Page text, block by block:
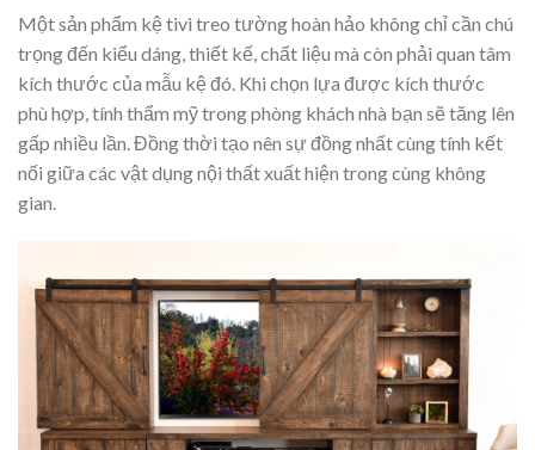
Một sản phẩm kệ tivi treo tường hoàn hảo không chỉ cần chú
trọng đến kiểu dáng, thiết kế, chất liệu mà còn phải quan tâm
kích thước của mẫu kệ đó. Khi chọn lựa được kích thước
phù hợp, tính thẩm mỹ trong phòng khách nhà bạn sẽ tăng lên
gấp nhiều lần. Đồng thời tạo nên sự đồng nhất cùng tính kết
nối giữa các vật dụng nội thất xuất hiện trong cùng không
gian.